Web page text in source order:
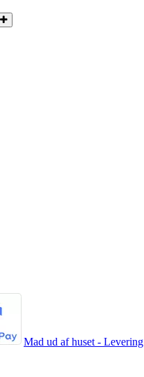
Mad ud af huset - Levering